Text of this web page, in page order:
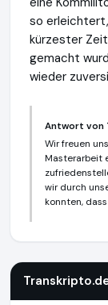
so
kürzester
gemacht
wieder
Antwort von
Wir freuen
Masterarbeit
wir durch
konnten,